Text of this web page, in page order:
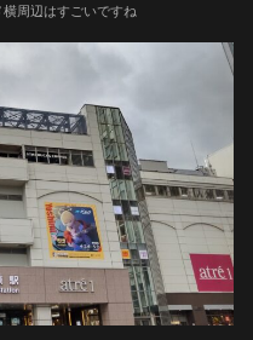
周辺はすごいですね